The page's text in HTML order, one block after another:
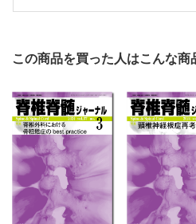
この商品を買った人はこんな商